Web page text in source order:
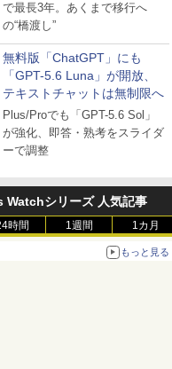
で最長3年。あくまで移行へ
の“橋渡し”
無料版「ChatGPT」にも
「GPT-5.6 Luna」が開放、
テキストチャットは無制限へ
Plus/Proでも「GPT-5.6 Sol」
が強化、即答・熟考をスライダ
ーで調整
Watchシリーズ 人気記事
時間 1週間 1カ月
もっと見る